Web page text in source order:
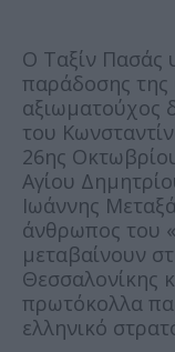
Ο Ταξίν Πασάς
παράδοσης
αξιωματούχος
του
26ης
Αγίου
Ιωάννης
άνθρωπος του
μεταβαίνουν
Θεσσαλονίκης
πρωτόκολλα
ελληνικό